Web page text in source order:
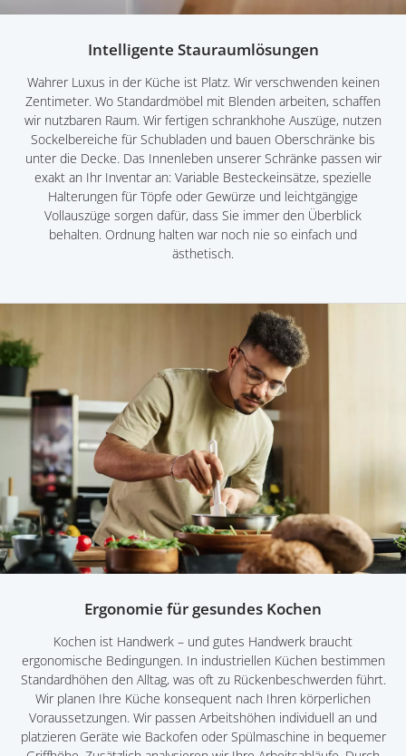
Intelligente Stauraumlösungen
Wahrer Luxus in der Küche ist Platz. Wir verschwenden keinen
Zentimeter. Wo Standardmöbel mit Blenden arbeiten, schaffen
wir nutzbaren Raum. Wir fertigen schrankhohe Auszüge, nutzen
Sockelbereiche für Schubladen und bauen Oberschränke bis
unter die Decke. Das Innenleben unserer Schränke passen wir
exakt an Ihr Inventar an: Variable Besteckeinsätze, spezielle
Halterungen für Töpfe oder Gewürze und leichtgängige
Vollauszüge sorgen dafür, dass Sie immer den Überblick
behalten. Ordnung halten war noch nie so einfach und
ästhetisch.
Ergonomie für gesundes Kochen
Kochen ist Handwerk – und gutes Handwerk braucht
ergonomische Bedingungen. In industriellen Küchen bestimmen
Standardhöhen den Alltag, was oft zu Rückenbeschwerden führt.
Wir planen Ihre Küche konsequent nach Ihren körperlichen
Voraussetzungen. Wir passen Arbeitshöhen individuell an und
platzieren Geräte wie Backofen oder Spülmaschine in bequemer